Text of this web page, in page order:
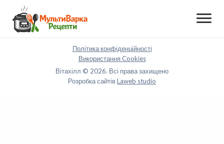
Політика конфіденційності
Використання Cookies
Вітахілл © 2026. Всі права захищено
Розробка сайтівLaweb studio